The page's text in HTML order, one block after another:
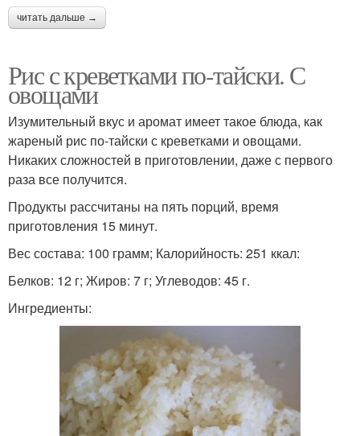
читать дальше →
Рис с креветками по-тайски. С
овощами
Изумительный вкус и аромат имеет такое блюда, как
жареный рис по-тайски с креветками и овощами.
Никаких сложностей в приготовлении, даже с первого
раза все получится.
Продукты рассчитаны на пять порций, время
приготовления 15 минут.
Вес состава: 100 грамм; Калорийность: 251 ккал:
Белков: 12 г; Жиров: 7 г; Углеводов: 45 г.
Ингредиенты: